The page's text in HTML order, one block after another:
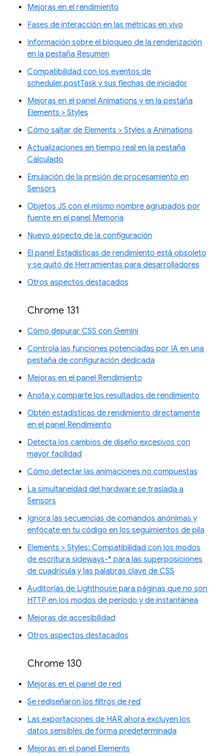
Mejoras en el rendimiento
Fases de interacción en las métricas en vivo
Información sobre el bloqueo de la renderización
en la pestaña Resumen
Compatibilidad con los eventos de
scheduler.postTask y sus flechas de iniciador
Mejoras en el panel Animations y en la pestaña
Elements > Styles
Cómo saltar de Elements > Styles a Animations
Actualizaciones en tiempo real en la pestaña
Calculado
Emulación de la presión de procesamiento en
Sensors
Objetos JS con el mismo nombre agrupados por
fuente en el panel Memoria
Nuevo aspecto de la configuración
El panel Estadísticas de rendimiento está obsoleto
y se quitó de Herramientas para desarrolladores
Otros aspectos destacados
Chrome 131
Cómo depurar CSS con Gemini
Controla las funciones potenciadas por IA en una
pestaña de configuración dedicada
Mejoras en el panel Rendimiento
Anota y comparte los resultados de rendimiento
Obtén estadísticas de rendimiento directamente
en el panel Rendimiento
Detecta los cambios de diseño excesivos con
mayor facilidad
Cómo detectar las animaciones no compuestas
La simultaneidad del hardware se traslada a
Sensors
Ignora las secuencias de comandos anónimas y
enfócate en tu código en los seguimientos de pila
Elements > Styles: Compatibilidad con los modos
de escritura sideways-* para las superposiciones
de cuadrícula y las palabras clave de CSS
Auditorías de Lighthouse para páginas que no son
HTTP en los modos de período y de instantánea
Mejoras de accesibilidad
Otros aspectos destacados
Chrome 130
Mejoras en el panel de red
Se rediseñaron los filtros de red
Las exportaciones de HAR ahora excluyen los
datos sensibles de forma predeterminada
Mejoras en el panel Elements